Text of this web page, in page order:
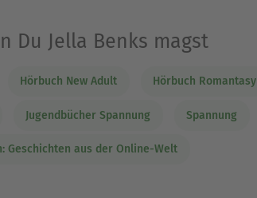
Du Jella Benks magst
Hörbuch New Adult Hörbuch Romantasy
Jugendbücher Spannung Spannung
Geschichten aus der Online-Welt